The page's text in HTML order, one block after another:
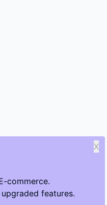
commerce.
features.
X
reserved.
answers and cleaner